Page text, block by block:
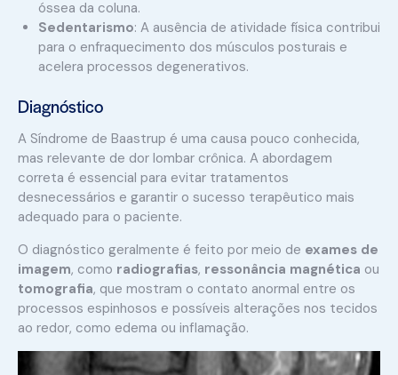
óssea da coluna.
Sedentarismo: A ausência de atividade física contribui
para o enfraquecimento dos músculos posturais e
acelera processos degenerativos.
Diagnóstico
A Síndrome de Baastrup é uma causa pouco conhecida,
mas relevante de dor lombar crônica. A abordagem
correta é essencial para evitar tratamentos
desnecessários e garantir o sucesso terapêutico mais
adequado para o paciente.
O diagnóstico geralmente é feito por meio de exames de
imagem, como radiografias, ressonância magnética ou
tomografia, que mostram o contato anormal entre os
processos espinhosos e possíveis alterações nos tecidos
ao redor, como edema ou inflamação.